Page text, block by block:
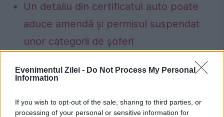
Evenimentul Zilei - Do Not Process My Personal
Information
If you wish to opt-out of the sale, sharing to third parties, or
processing of your personal or sensitive information for
Un detaliu din certificatul auto poate
aduce amendă și permisul suspendat
unor categorii de șoferi
Ai încă buletinul vechi? Data după care
nu îl vei mai putea folosi, chiar dacă